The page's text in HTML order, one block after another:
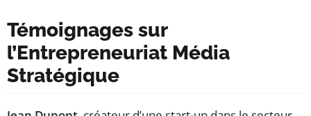
Témoignages sur
l’Entrepreneuriat Média
Stratégique